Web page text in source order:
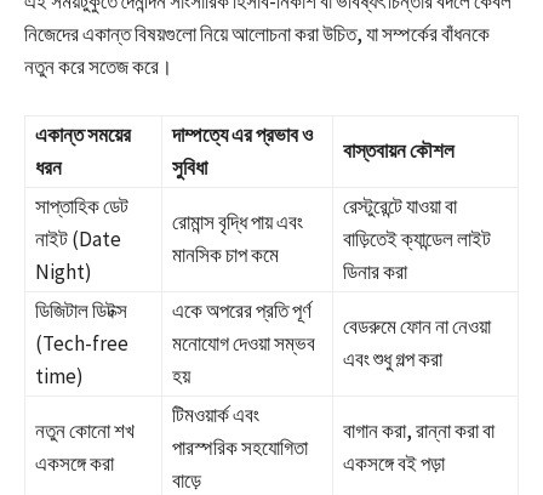
নিজেদের একান্ত বিষয়গুলো নিয়ে আলোচনা করা উচিত, যা সম্পর্কের বাঁধনকে
নতুন করে সতেজ করে।
একান্ত সময়ের
ধরন
দাম্পত্যে এর প্রভাব ও
সুবিধা
বাস্তবায়ন কৌশল
সাপ্তাহিক ডেট
নাইট (Date
Night)
রোমান্স বৃদ্ধি পায় এবং
মানসিক চাপ কমে
রেস্টুরেন্টে যাওয়া বা
বাড়িতেই ক্যান্ডেল লাইট
ডিনার করা
ডিজিটাল ডিটক্স
(Tech-free
time)
একে অপরের প্রতি পূর্ণ
মনোযোগ দেওয়া সম্ভব
হয়
বেডরুমে ফোন না নেওয়া
এবং শুধু গল্প করা
নতুন কোনো শখ
একসঙ্গে করা
টিমওয়ার্ক এবং
পারস্পরিক সহযোগিতা
বাড়ে
বাগান করা, রান্না করা বা
একসঙ্গে বই পড়া